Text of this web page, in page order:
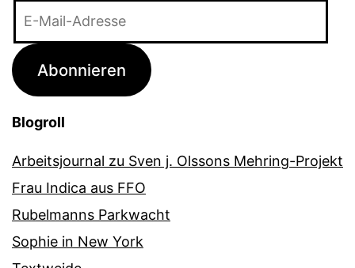
Adresse
Abonnieren
Blogroll
Arbeitsjournal zu Sven j. Olssons Mehring-Projekt
Frau Indica aus FFO
Rubelmanns Parkwacht
Sophie in New York